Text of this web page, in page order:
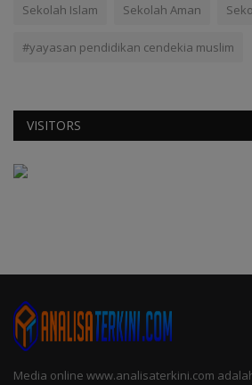
Sekolah Islam Sekolah Aman
#yayasan pendidikan cendekia muslim
VISITORS
Media online www.analisaterkini.com